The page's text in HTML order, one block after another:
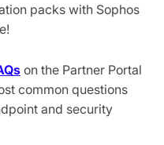
packs with Sophos
on the Partner Portal
common questions
and security